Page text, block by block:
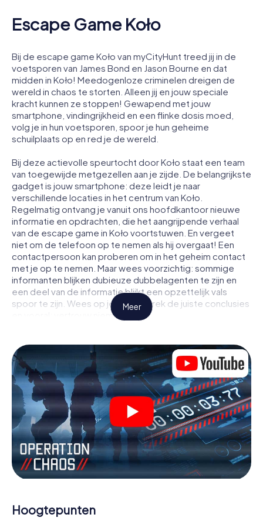
Escape Game Koło
Bij de escape game Koło van myCityHunt treed jij in de
voetsporen van James Bond en Jason Bourne en dat
midden in Koło! Meedogenloze criminelen dreigen de
wereld in chaos te storten. Alleen jij en jouw speciale
kracht kunnen ze stoppen! Gewapend met jouw
smartphone, vindingrijkheid en een flinke dosis moed,
volg je in hun voetsporen, spoor je hun geheime
schuilplaats op en red je de wereld.
Bij deze actievolle speurtocht door Koło staat een team
van toegewijde metgezellen aan je zijde. De belangrijkste
gadget is jouw smartphone: deze leidt je naar
verschillende locaties in het centrum van Koło.
Regelmatig ontvang je vanuit ons hoofdkantoor nieuwe
informatie en opdrachten, die het aangrijpende verhaal
van de escape game in Koło voortstuwen. En vergeet
niet om de telefoon op te nemen als hij overgaat! Een
contactpersoon kan proberen om in het geheim contact
met je op te nemen. Maar wees voorzichtig: sommige
informanten blijken dubieuze dubbelagenten te zijn en
een deel van de informatie blijkt een opzettelijk vals
spoor te zijn. Wees op je hoede, trek de juiste conclusies
en vooral: vertrouw niemand!
opgesloten in een kamer waaruit je jezelf binnen een
bepaald tijdvenster moet bevrijden. Met deze
speurtocht met een smartphone wordt heel Koło jouw
speelveld! De technische voorwaarden voor jouw
avontuur in Koło zijn een smartphone en toegang tot het
mobiel internet. Met één klik krijg jij toegang tot onze app.
Je hoeft niets te installeren om door interactieve video's,
lastige minigames of andere functies in de actie te
worden getrokken.
Werk samen als een team, onderschep vijandige
spionnen en lok de handlangers van de schurk naar je toe.
excelleren om de slechteriken te stoppen. In
tegenstelling tot James Bond en Co. zullen jouw daden
Meer
Hoogtepunten